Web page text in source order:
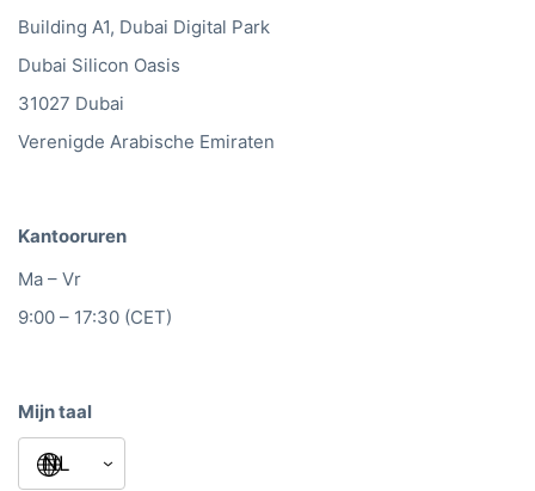
Building A1, Dubai Digital Park
Dubai Silicon Oasis
31027 Dubai
Verenigde Arabische Emiraten
Kantooruren
Ma – Vr
9:00 – 17:30 (CET)
Mijn taal